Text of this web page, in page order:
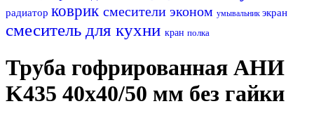
радиатор коврик смесители эконом умывальник экран
смеситель для кухни кран полка
Труба гофрированная АНИ
K435 40х40/50 мм без гайки